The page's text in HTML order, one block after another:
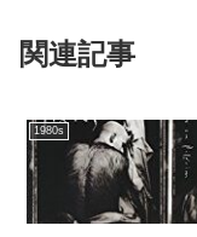
関連記事
1980s